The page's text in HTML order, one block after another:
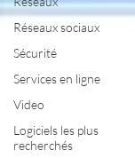
Réseaux sociaux
Sécurité
Services en ligne
Video
Logiciels les plus
recherchés